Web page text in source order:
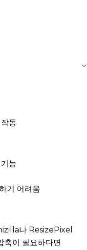
동
능
기 어려움
나 ResizePixel
축이 필요하다면